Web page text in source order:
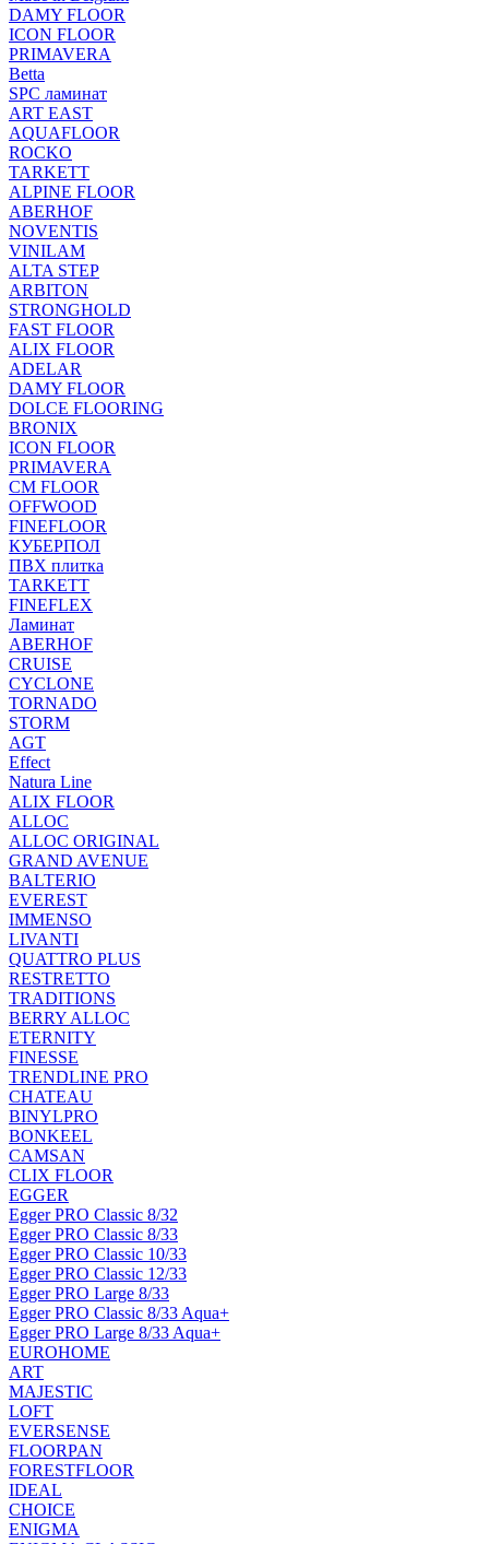
DAMY FLOOR
ICON FLOOR
PRIMAVERA
Betta
SPC ламинат
ART EAST
AQUAFLOOR
ROCKO
TARKETT
ALPINE FLOOR
ABERHOF
NOVENTIS
VINILAM
ALTA STEP
ARBITON
STRONGHOLD
FAST FLOOR
ALIX FLOOR
ADELAR
DAMY FLOOR
DOLCE FLOORING
BRONIX
ICON FLOOR
PRIMAVERA
CM FLOOR
OFFWOOD
FINEFLOOR
КУБЕРПОЛ
ПВХ плитка
TARKETT
FINEFLEX
Ламинат
ABERHOF
CRUISE
CYCLONE
TORNADO
STORM
AGT
Effect
Natura Line
ALIX FLOOR
ALLOC
ALLOC ORIGINAL
GRAND AVENUE
BALTERIO
EVEREST
IMMENSO
LIVANTI
QUATTRO PLUS
RESTRETTO
TRADITIONS
BERRY ALLOC
ETERNITY
FINESSE
TRENDLINE PRO
CHATEAU
BINYLPRO
BONKEEL
CAMSAN
CLIX FLOOR
EGGER
Egger PRO Classic 8/32
Egger PRO Classic 8/33
Egger PRO Classic 10/33
Egger PRO Classic 12/33
Egger PRO Large 8/33
Egger PRO Classic 8/33 Aqua+
Egger PRO Large 8/33 Aqua+
EUROHOME
ART
MAJESTIC
LOFT
EVERSENSE
FLOORPAN
FORESTFLOOR
IDEAL
CHOICE
ENIGMA